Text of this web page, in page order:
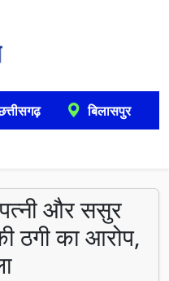
बिलासपुर
और ससुर
ठगी का आरोप,